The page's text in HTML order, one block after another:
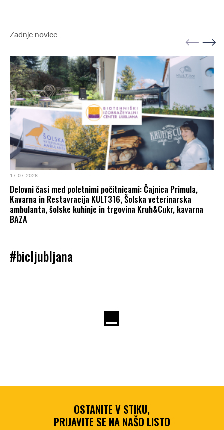
Zadnje novice
17. 07. 2026
Delovni časi med poletnimi počitnicami: Čajnica Primula,
Kavarna in Restavracija KULT316, Šolska veterinarska
ambulanta, šolske kuhinje in trgovina Kruh&Cukr, kavarna
BAZA
#bicljubljana
OSTANITE V STIKU,
PRIJAVITE SE NA NAŠO LISTO